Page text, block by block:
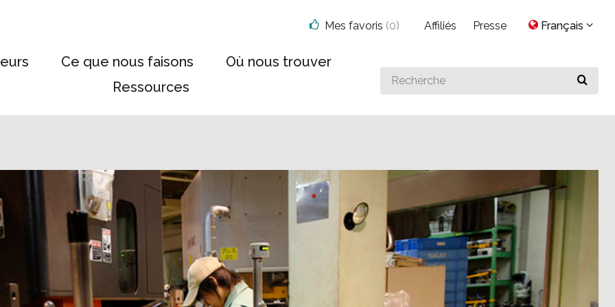
Ce que nous faisons
Où nous trouver
Ressources
Search
for
Mes favoris (0) Affiliés Presse Français